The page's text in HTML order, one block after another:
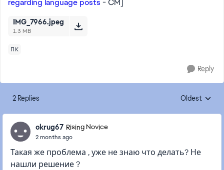
regarding language posts - CM]
IMG_7966.jpeg
1.3 MB
ПК
Reply
2 Replies Replies
Oldest
okrug67 Rising Novice
2 months ago
Такая же проблема , уже не знаю что делать? Не
нашли решение ?